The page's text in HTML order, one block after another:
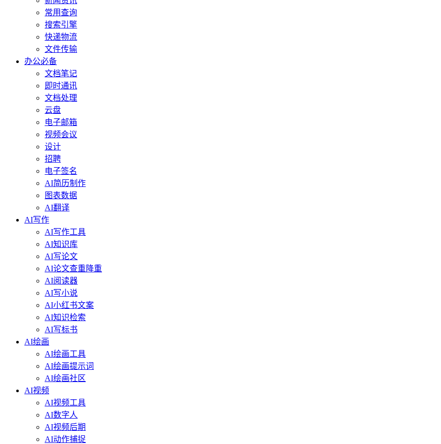
常用查询
搜索引擎
快递物流
文件传输
办公必备
文档笔记
即时通讯
文档处理
云盘
电子邮箱
视频会议
设计
招聘
电子签名
AI简历制作
图表数据
AI翻译
AI写作
AI写作工具
AI知识库
AI写论文
AI论文查重降重
AI阅读器
AI写小说
AI小红书文案
AI知识检索
AI写标书
AI绘画
AI绘画工具
AI绘画提示词
AI绘画社区
AI视频
AI视频工具
AI数字人
AI视频后期
AI动作捕捉